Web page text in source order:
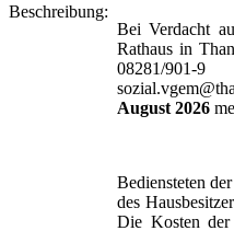
Beschreibung:
Bei Verdacht
Rathaus in
08281/
August 2026
Bediensteten
des
Die Kosten der